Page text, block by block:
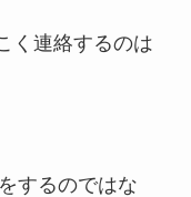
く連絡するのは
するのではな